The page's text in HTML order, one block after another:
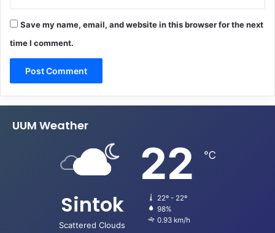
Save my name, email, and website in this browser for the next
time I comment.
UUM Weather
Sintok
Scattered Clouds
22 ℃
22º - 22º
98%
0.93 km/h